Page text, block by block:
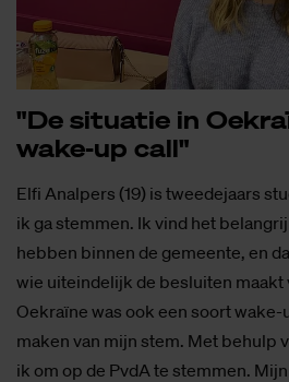
"De si­tu­a­tie in
wake-up call"
Elfi Analpers (19) is tweedejaars
ik ga stemmen. Ik vind het
hebben binnen de gemeente, en
wie uiteindelijk de besluiten maakt
Oekraïne was ook een soort
maken van mijn stem. Met behulp
ik om op de PvdA te stemmen.